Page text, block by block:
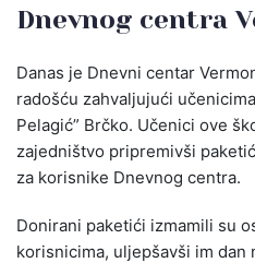
Dnevnog centra
Danas je Dnevni centar
radošću zahvaljujući
Pelagić” Brčko. Učenici ove
zajedništvo pripremivši
za korisnike Dnevnog centra.
Donirani paketići izmamili su
korisnicima, uljepšavši im dan